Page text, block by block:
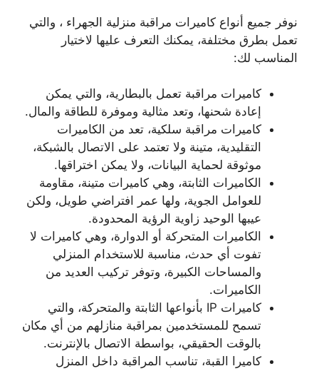
نوفر جميع أنواع كاميرات مراقبة منزلية الجهراء ، والتي
تعمل بطرق مختلفة، يمكنك التعرف عليها لاختيار
المناسب لك:
كاميرات مراقبة تعمل بالبطارية، والتي يمكن
إعادة شحنها، وتعد مثالية وموفرة للطاقة والمال.
كاميرات مراقبة سلكية، تعد من الكاميرات
التقليدية، متينة ولا تعتمد على الاتصال بالشبكة،
موثوقة لحماية البيانات، ولا يمكن اختراقها.
الكاميرات الثابتة، وهي كاميرات متينة، مقاومة
للعوامل الجوية، ولها عمر افتراضي طويل، ولكن
عيبها الوحيد زاوية الرؤية المحدودة.
الكاميرات المتحركة أو الدوارة، وهي كاميرات لا
تفوت أي حدث، مناسبة للاستخدام المنزلي
والمساحات الكبيرة، وتوفر تركيب العديد من
الكاميرات.
كاميرات IP بأنواعها الثابتة والمتحركة، والتي
تسمح للمستخدمين بمراقبة منازلهم من أي مكان
بالوقت الحقيقي، بواسطة الاتصال بالإنترنت.
كاميرا القبة، تناسب المراقبة داخل المنزل